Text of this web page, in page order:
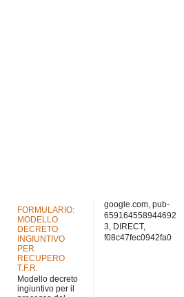
FORMULARIO:
MODELLO
DECRETO
INGIUNTIVO
PER
RECUPERO
T.F.R.
Modello decreto
ingiuntivo per il
google.com, pub-
659164558944692
3, DIRECT,
f08c47fec0942fa0